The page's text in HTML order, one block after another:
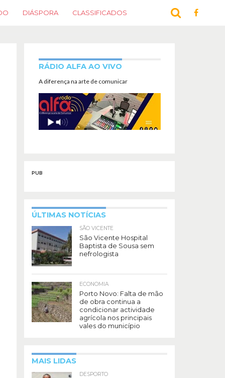
DIÁSPORA CLASSIFICADOS
RÁDIO ALFA AO VIVO
A diferença na arte de comunicar
PUB
ÚLTIMAS NOTÍCIAS
SÃO VICENTE
São Vicente Hospital
Baptista de Sousa sem
nefrologista
ECONOMIA
Porto Novo: Falta de mão
de obra continua a
condicionar actividade
agrícola nos principais
vales do município
MAIS LIDAS
DESPORTO